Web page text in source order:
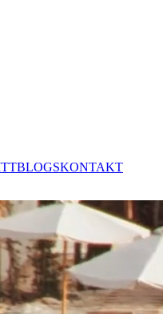
BLOGSKONTAKT